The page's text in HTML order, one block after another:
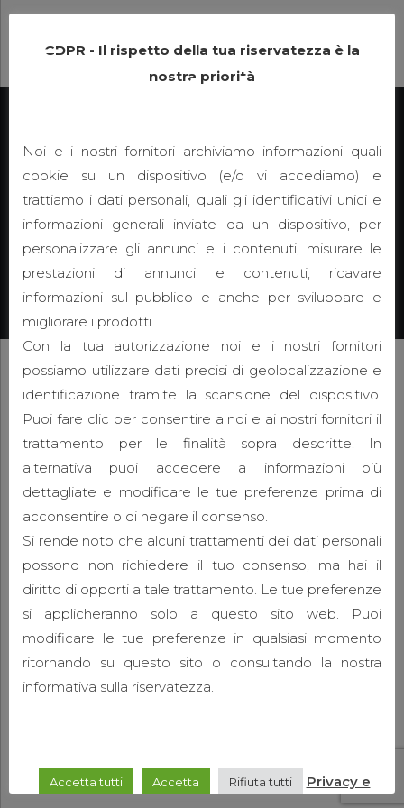
Bezzetto Architects
Home
Identità
Esperienze
Contatti
GDPR - Il rispetto della tua riservatezza è la
nostra priorità
Noi e i nostri fornitori archiviamo informazioni quali
cookie su un dispositivo (e/o vi accediamo) e
trattiamo i dati personali, quali gli identificativi unici e
informazioni generali inviate da un dispositivo, per
personalizzare gli annunci e i contenuti, misurare le
prestazioni di annunci e contenuti, ricavare
informazioni sul pubblico e anche per sviluppare e
migliorare i prodotti.
Con la tua autorizzazione noi e i nostri fornitori
possiamo utilizzare dati precisi di geolocalizzazione e
identificazione tramite la scansione del dispositivo.
Puoi fare clic per consentire a noi e ai nostri fornitori il
trattamento per le finalità sopra descritte. In
alternativa puoi accedere a informazioni più
dettagliate e modificare le tue preferenze prima di
acconsentire o di negare il consenso.
Si rende noto che alcuni trattamenti dei dati personali
possono non richiedere il tuo consenso, ma hai il
diritto di opporti a tale trattamento. Le tue preferenze
si applicheranno solo a questo sito web. Puoi
modificare le tue preferenze in qualsiasi momento
ritornando su questo sito o consultando la nostra
informativa sulla riservatezza.
Accetta tutti Accetta Rifiuta tutti
Privacy e